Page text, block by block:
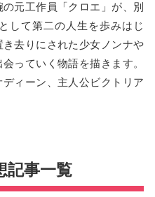
元工作員「クロエ」が、別
して第二の人生を歩みはじ
去りにされた少女ノンナや
っていく物語を描きます。
ィーン、主人公ビクトリア
記事一覧